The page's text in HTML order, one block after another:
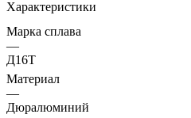
Характеристики
Марка сплава
—
Д16Т
Материал
—
Дюралюминий